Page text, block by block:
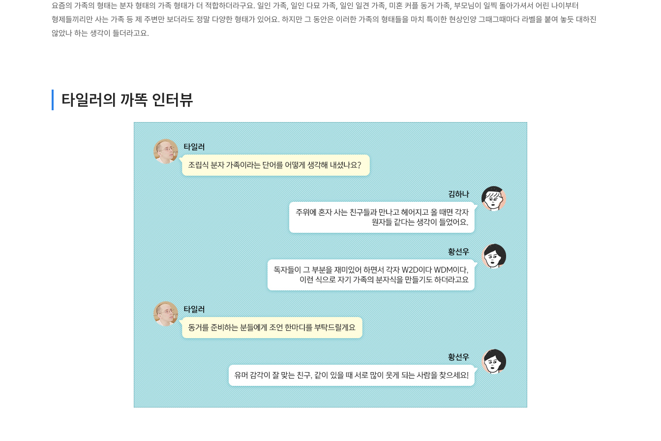
요즘의 가족의 형태는 분자 형태의 가족 형태가 더 적합하더라구요. 일인 가족, 일인 다묘 가족, 일인 일견 가족, 미혼 커플 동거 가족, 부모님이 일찍 돌아가셔서 어린 나이부터
형제들끼리만 사는 가족 등 제 주변만 보더라도 정말 다양한 형태가 있어요. 하지만 그 동안은 이러한 가족의 형태들을 마치 특이한 현상인양 그때그때마다 라벨을 붙여 놓듯 대하진
않았나 하는 생각이 들더라고요.
타일러의 까똑 인터뷰